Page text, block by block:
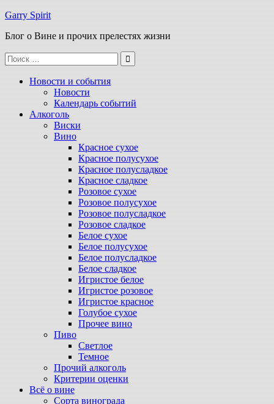
Перейти
содержимому
Garry Spirit
Блог о Вине и прочих прелестях жизни
Поиск
для:
Новости и события
Новости
Календарь событий
Алкоголь
Виски
Вино
Красное сухое
Красное полусухое
Красное полусладкое
Красное сладкое
Розовое сухое
Розовое полусухое
Розовое полусладкое
Розовое сладкое
Белое сухое
Белое полусухое
Белое полусладкое
Белое сладкое
Игристое белое
Игристое розовое
Игристое красное
Голубое сухое
Прочее вино
Пиво
Светлое
Темное
Прочий алкоголь
Критерии оценки
Всё о вине
Сорта винограда